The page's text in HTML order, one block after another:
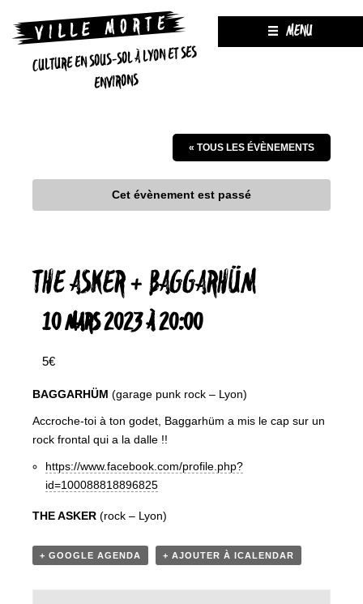
CULTURE EN SOUS-SOL À LYON ET SES
ENVIRONS
MENU
« TOUS LES ÉVÈNEMENTS
Cet évènement est passé
THE ASKER + BAGGARHÜM
10 MARS 2023 À 20:00
5€
BAGGARHÜM (garage punk rock – Lyon)
Accroche-toi à ton godet, Baggarhüm a mis le cap sur un
rock frontal qui a la dalle !!
https://www.facebook.com/profile.php?
id=100088818896825
THE ASKER (rock – Lyon)
+ GOOGLE AGENDA + AJOUTER À ICALENDAR